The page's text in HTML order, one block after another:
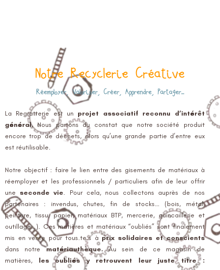
Notre Recyclerie Créative
Réemployer, Valoriser, Créer, Apprendre, Partager...
La Regratterie est un projet associatif reconnu d’intérêt
général.Nous partons du constat que notre société produit
encore trop de déchets, alors qu’une grande partie d’entre eux
est réutilisable.
Notre objectif : faire le lien entre des gisements de matériaux à
réemployer et les professionnels / particuliers afin de leur offrir
une seconde vie. Pour cela, nous collectons auprès de nos
partenaires : invendus, chutes, fin de stocks… (bois, métal,
peinture, tissu, papier, matériaux BTP, mercerie, quincaillerie et
outillage…). Ces matières et matériaux “oubliés” sont finalement
mis en vente pour tous.te.s àprix solidaires et conscients
dans notrematériauthèque.Au sein de ce magasin de
matières, les oubliés y retrouvent leur juste titre :